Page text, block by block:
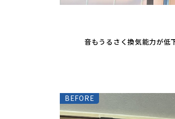
音もうるさく換気能力が低
BEFORE